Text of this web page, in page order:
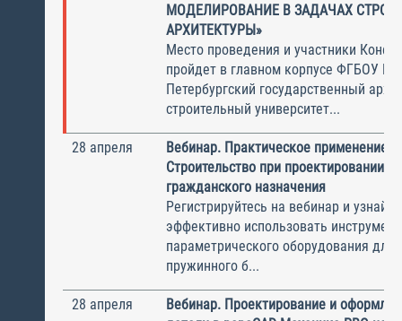
МОДЕЛИРОВАНИЕ В ЗАДАЧАХ
АРХИТЕКТУРЫ»
Место проведения и участники
пройдет в главном корпусе ФГБОУ ВО
Петербургский государственный
строительный университет...
28 апреля
Вебинар. Практическое применение
Строительство при проектировании
гражданского назначения
Регистрируйтесь на вебинар и
эффективно использовать
параметрического оборудования для
пружинного б...
28 апреля
Вебинар. Проектирование и